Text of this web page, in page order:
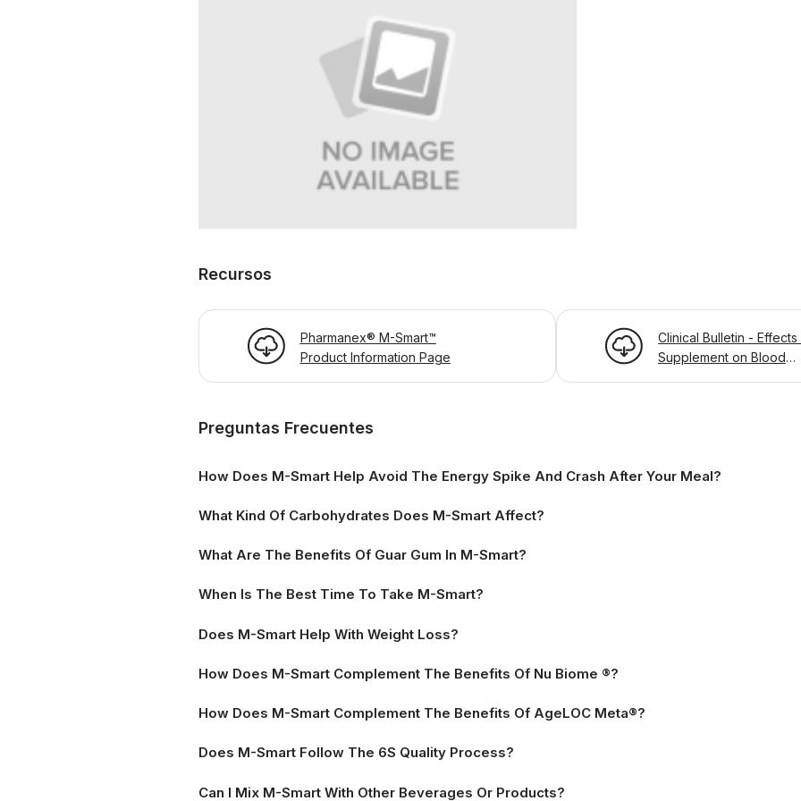
Recursos
Pharmanex® M-Smart™
Product Information Page
Clinical Bulletin -
Supplement on Blood
Preguntas Frecuentes
How Does M-Smart Help Avoid The Energy Spike And Crash After Your Meal?
What Kind Of Carbohydrates Does M-Smart Affect?
What Are The Benefits Of Guar Gum In M-Smart?
When Is The Best Time To Take M-Smart?
Does M-Smart Help With Weight Loss?
How Does M-Smart Complement The Benefits Of Nu Biome ®?
How Does M-Smart Complement The Benefits Of AgeLOC Meta®?
Does M-Smart Follow The 6S Quality Process?
Can I Mix M-Smart With Other Beverages Or Products?